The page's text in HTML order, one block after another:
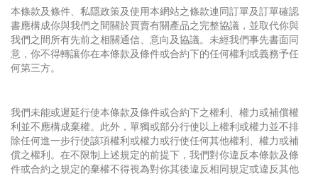
本條款及條件、私隱政策及使用本網站之條款連同訂單及訂單確認
書應構成你與我們之間關於買賣有關產品之完整協議，並取代你與
我們之間所有先前之相關通信、意向及協議。未經我們事先書面同
意，你不得轉讓你在本條款及條件或合約下的任何權利或義務予任
何第三方。
我們未能或遲延行使本條款及條件或合約下之權利、權力或補償權
利並不應構成棄權。此外，單獨或部分行使以上權利或權力並不排
除任何進一步行使該項權利或權力或行使任何其他權利、權力或補
償之權利。在不限制上述規定的前提下，我們對你違反本條款及條
件或合約之規定的棄權不得視為對你其後違反相同規定或違反其他